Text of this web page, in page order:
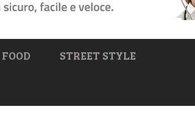
FOOD STREET STYLE